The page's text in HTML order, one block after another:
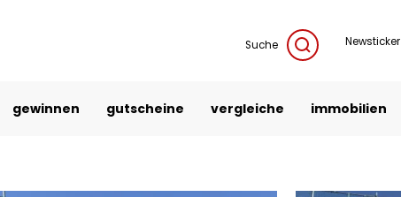
Suche Newsticker
gewinnen gutscheine vergleiche immobilien